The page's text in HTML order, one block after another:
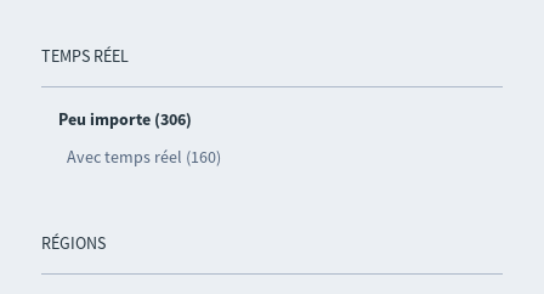
TEMPS RÉEL
Peu importe (306)
Avec temps réel (160)
RÉGIONS